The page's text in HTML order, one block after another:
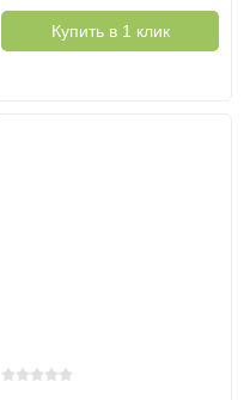
Купить в 1 клик